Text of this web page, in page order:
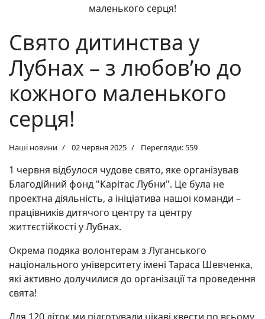
Свято дитинства у
Лубнах – з любов’ю до
кожного маленького
серця!
Наші новини 02 червня 2025 Перегляди: 559
1 червня відбулося чудове свято, яке організував
Благодійний фонд "Карітас Лубни". Це була не
проектна діяльність, а ініціатива нашої команди –
працівників дитячого центру та центру
життєстійкості у Лубнах.
Окрема подяка волонтерам з Луганського
національного університету імені Тараса Шевченка,
які активно долучилися до організації та проведення
свята!